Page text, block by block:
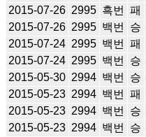
2015-07-26 2995 흑번 패
2015-07-26 2995 백번 승
2015-07-24 2995 백번 패
2015-07-24 2995 백번 승
2015-05-30 2994 백번 승
2015-05-23 2994 백번 패
2015-05-23 2994 백번 승
2015-05-23 2994 백번 승